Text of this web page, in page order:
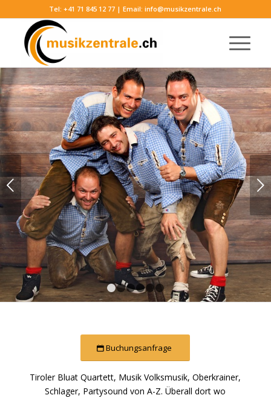
Tel:+41 71 845 12 77 | Email:info@musikzentrale.ch
Weiter
1 2 3 4 5 6
Buchungsanfrage
Tiroler Bluat Quartett, Musik Volksmusik, Oberkrainer,
Schlager, Partysound von A-Z. Überall dort wo